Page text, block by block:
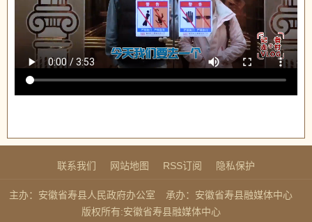
联系我们 网站地图 RSS订阅 隐私保护
主办：安徽省寿县人民政府办公室
承办：安徽省寿县融媒体中心
版权所有:安徽省寿县融媒体中心